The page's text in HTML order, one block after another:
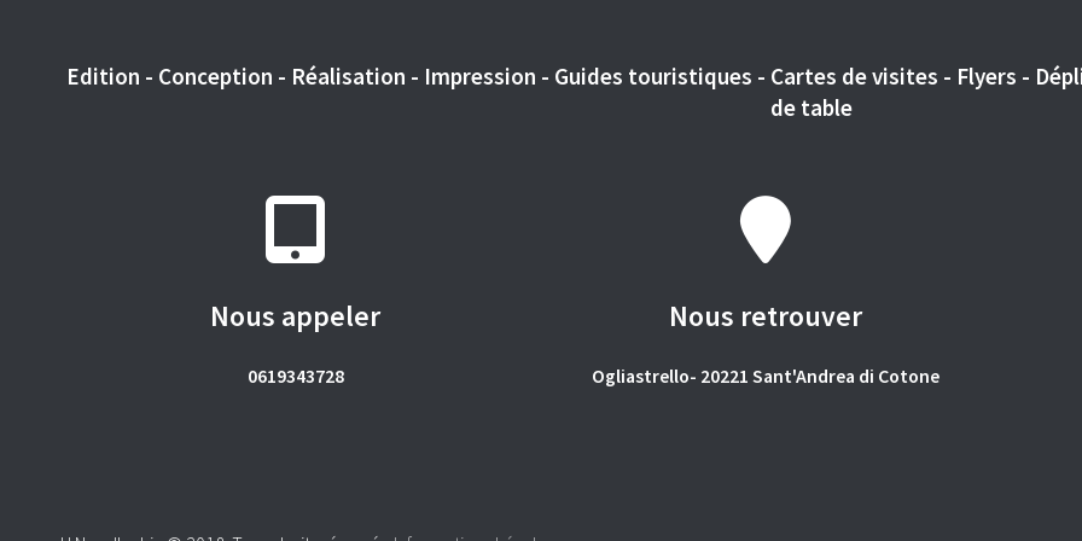
Edition - Conception - Réalisation - Impression - Guides touristiques - Cartes de visites - Flyers -
de table
Nous appeler
0619343728
Nous retrouver
Ogliastrello- 20221 Sant'Andrea di Cotone